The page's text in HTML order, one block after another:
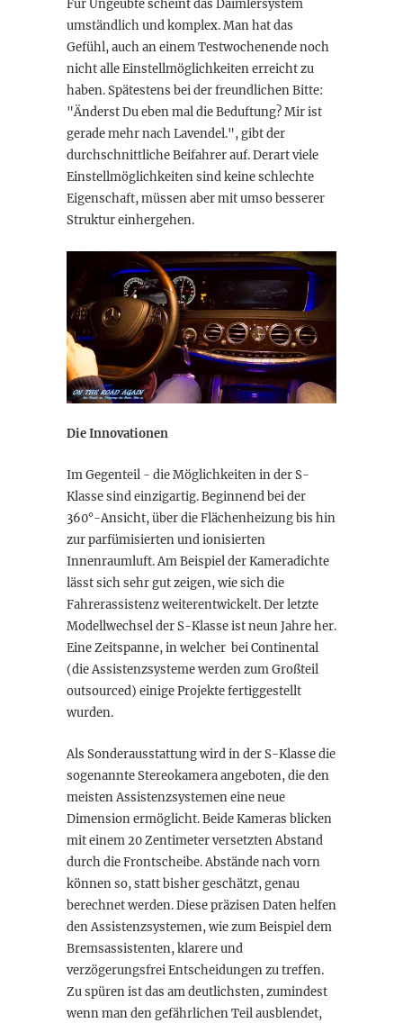
Für Ungeübte scheint das Daimlersystem
umständlich und komplex. Man hat das
Gefühl, auch an einem Testwochenende noch
nicht alle Einstellmöglichkeiten erreicht zu
haben. Spätestens bei der freundlichen Bitte:
"Änderst Du eben mal die Beduftung? Mir ist
gerade mehr nach Lavendel.", gibt der
durchschnittliche Beifahrer auf. Derart viele
Einstellmöglichkeiten sind keine schlechte
Eigenschaft, müssen aber mit umso besserer
Struktur einhergehen.
Die Innovationen
Im Gegenteil - die Möglichkeiten in der S-
Klasse sind einzigartig. Beginnend bei der
360°-Ansicht, über die Flächenheizung bis hin
zur parfümisierten und ionisierten
Innenraumluft. Am Beispiel der Kameradichte
lässt sich sehr gut zeigen, wie sich die
Fahrerassistenz weiterentwickelt. Der letzte
Modellwechsel der S-Klasse ist neun Jahre her.
Eine Zeitspanne, in welcher bei Continental
(die Assistenzsysteme werden zum Großteil
outsourced) einige Projekte fertiggestellt
wurden.
Als Sonderausstattung wird in der S-Klasse die
sogenannte Stereokamera angeboten, die den
meisten Assistenzsystemen eine neue
Dimension ermöglicht. Beide Kameras blicken
mit einem 20 Zentimeter versetzten Abstand
durch die Frontscheibe. Abstände nach vorn
können so, statt bisher geschätzt, genau
berechnet werden. Diese präzisen Daten helfen
den Assistenzsystemen, wie zum Beispiel dem
Bremsassistenten, klarere und
verzögerungsfrei Entscheidungen zu treffen.
Zu spüren ist das am deutlichsten, zumindest
wenn man den gefährlichen Teil ausblendet,